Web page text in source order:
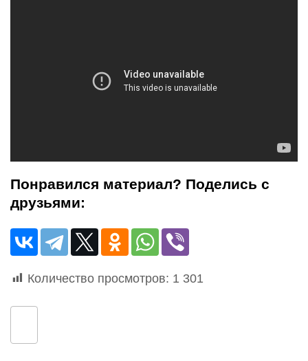
Понравился материал? Поделись с
друзьями:
Количество просмотров: 1 301